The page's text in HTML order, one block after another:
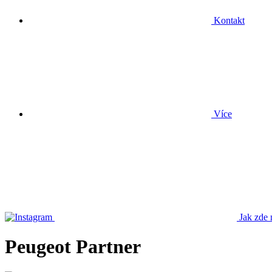
Kontakt
Více
Jak zde
Peugeot Partner